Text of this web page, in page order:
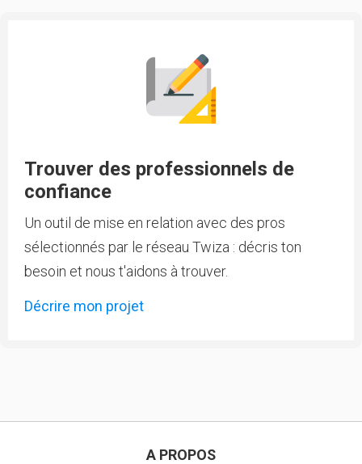
Trouver des professionnels de
confiance
Un outil de mise en relation avec des pros
sélectionnés par le réseau Twiza : décris ton
besoin et nous t'aidons à trouver.
Décrire mon projet
A PROPOS